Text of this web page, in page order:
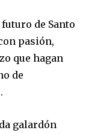
de Santo
pasión,
que hagan
de
galardón